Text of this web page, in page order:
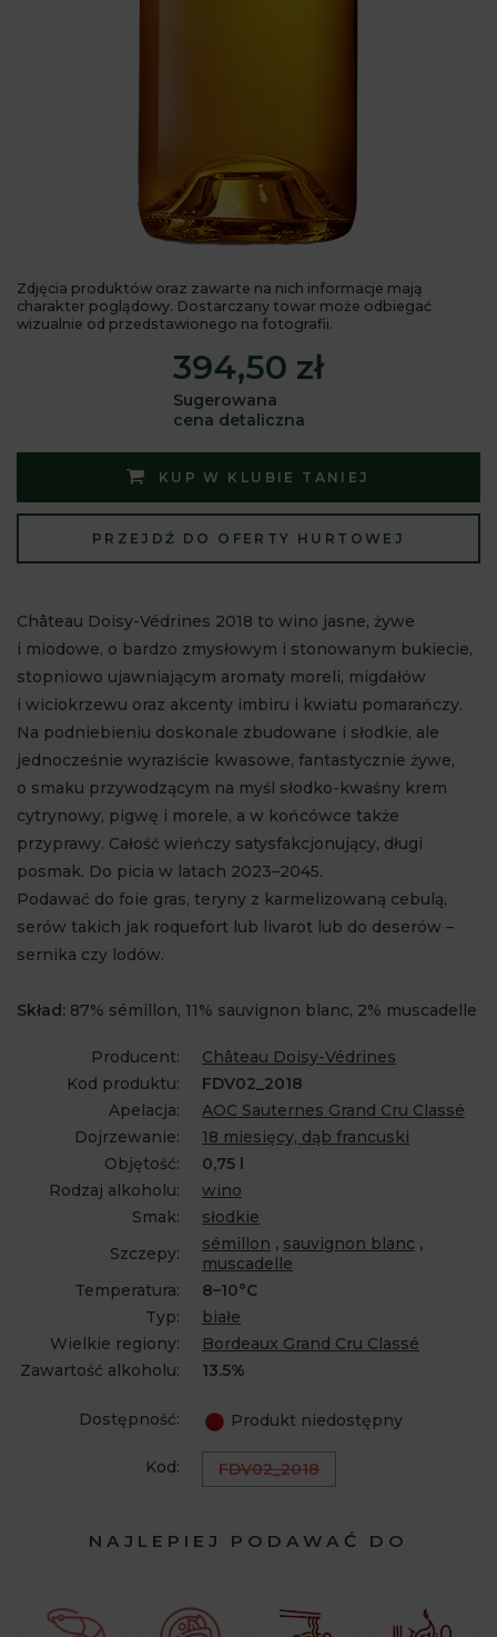
Zdjęcia produktów oraz zawarte na nich informacje mają
charakter poglądowy. Dostarczany towar może odbiegać
wizualnie od przedstawionego na fotografii.
394,50 zł
Sugerowana
cena detaliczna
KUP W KLUBIE TANIEJ
PRZEJDŹ DO OFERTY HURTOWEJ
Château Doisy-Védrines 2018 to wino jasne, żywe
i miodowe, o bardzo zmysłowym i stonowanym bukiecie,
stopniowo ujawniającym aromaty moreli, migdałów
i wiciokrzewu oraz akcenty imbiru i kwiatu pomarańczy.
Na podniebieniu doskonale zbudowane i słodkie, ale
jednocześnie wyraziście kwasowe, fantastycznie żywe,
o smaku przywodzącym na myśl słodko-kwaśny krem
cytrynowy, pigwę i morele, a w końcówce także
przyprawy. Całość wieńczy satysfakcjonujący, długi
posmak. Do picia w latach 2023–2045.
Podawać do foie gras, teryny z karmelizowaną cebulą,
serów takich jak roquefort lub livarot lub do deserów –
sernika czy lodów.
Skład: 87% sémillon, 11% sauvignon blanc, 2% muscadelle
Producent:
Château Doisy-Védrines
Kod produktu:
FDV02_2018
Apelacja:
AOC Sauternes Grand Cru Classé
Dojrzewanie:
18 miesięcy, dąb francuski
Objętość:
0,75 l
Rodzaj alkoholu:
wino
Smak:
słodkie
Szczepy:
sémillon , sauvignon blanc ,
muscadelle
Temperatura:
8–10°C
Typ:
białe
Wielkie regiony:
Bordeaux Grand Cru Classé
Zawartość alkoholu:
13.5%
Dostępność: Produkt niedostępny
Kod: FDV02_2018
NAJLEPIEJ PODAWAĆ DO